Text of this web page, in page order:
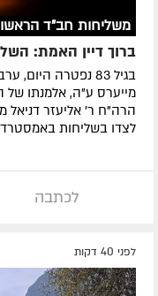
משליחות חב"ד
ברוך דיין האמת:
בגיל 83 נפטרה
מייערס ע"ה, אלמנתו של
הרה"ח ר' אליעזר
לצדו בשליחות
לכתבה
לפני 40 דקות